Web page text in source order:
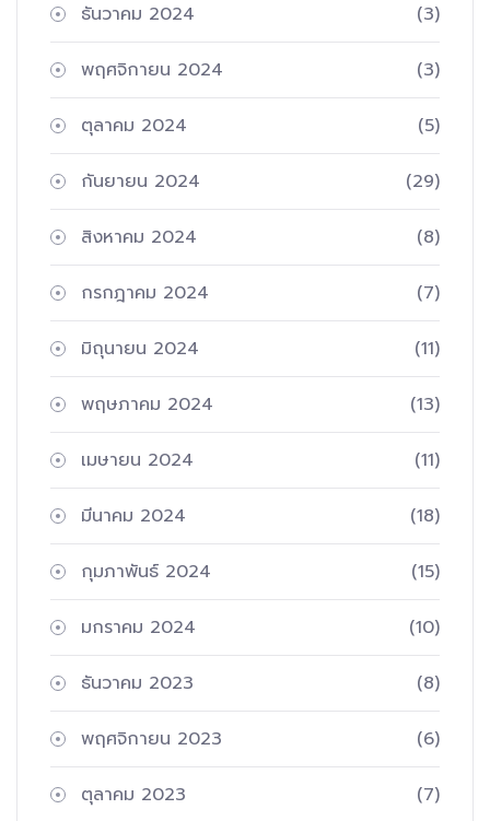
ธันวาคม 2024 (3)
พฤศจิกายน 2024 (3)
ตุลาคม 2024 (5)
กันยายน 2024 (29)
สิงหาคม 2024 (8)
กรกฎาคม 2024 (7)
มิถุนายน 2024 (11)
พฤษภาคม 2024 (13)
เมษายน 2024 (11)
มีนาคม 2024 (18)
กุมภาพันธ์ 2024 (15)
มกราคม 2024 (10)
ธันวาคม 2023 (8)
พฤศจิกายน 2023 (6)
ตุลาคม 2023 (7)